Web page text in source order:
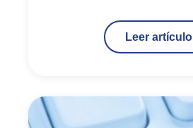
Leer artículo